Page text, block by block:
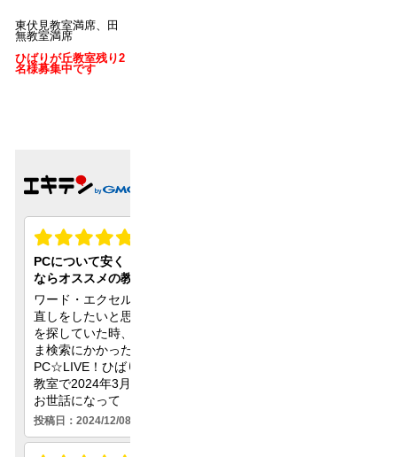
東伏見教室満席、田
無教室満席
ひばりが丘教室残り2
名様募集中です